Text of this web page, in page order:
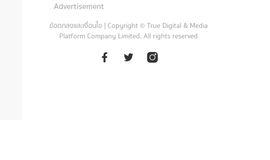
Advertisement
ข้อตกลงและเงื่อนไข | Copyright © True Digital & Media
Platform Company Limited. All rights reserved